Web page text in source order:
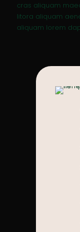
cras aliquam
litora aliquam
aliquam lorem